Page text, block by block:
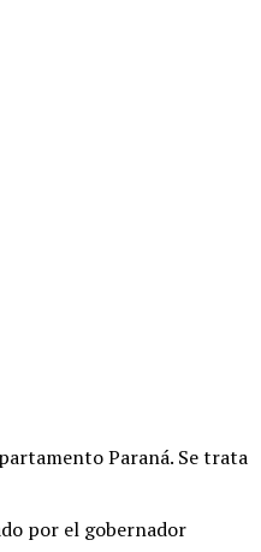
Paraná. Se trata
por el gobernador